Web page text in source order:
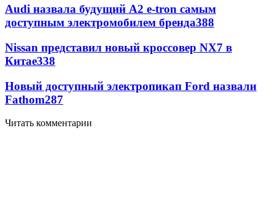
Audi назвала будущий A2 e-tron самым
доступным электромобилем бренда388
Nissan представил новый кроссовер NX7 в
Китае338
Новый доступный электропикап Ford назвали
Fathom287
Читать комментарии